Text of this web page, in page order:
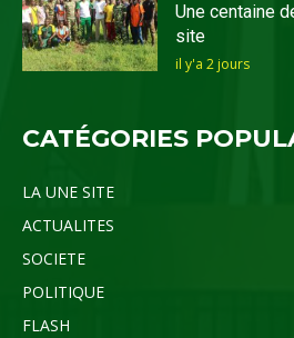
Une centaine
site
il y'a 2 jours
CATÉGORIES
LA UNE SITE
ACTUALITES
SOCIETE
POLITIQUE
FLASH